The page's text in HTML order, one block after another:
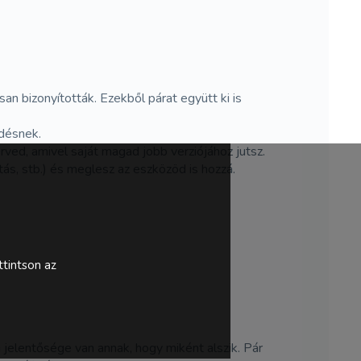
bizonyították. Ezekből párat együtt ki is
amivel saját magad jobb verziójához jutsz.
stb.) és meglesz az eszközöd is hozzá.
van annak, hogy miként alszik. Pár
az